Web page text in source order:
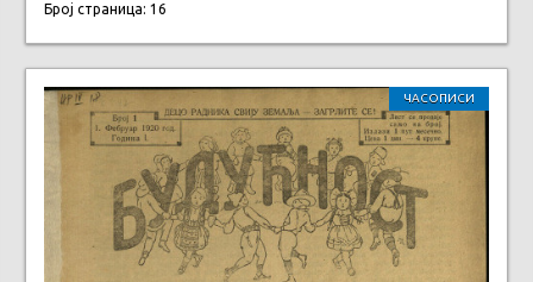
Број страница: 16
ЧАСОПИСИ